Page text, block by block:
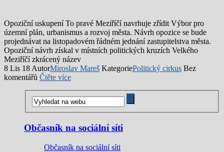
Opoziční uskupení To pravé Meziříčí navrhuje zřídit Výbor pro
územní plán, urbanismus a rozvoj města. Návrh opozice se bude
projednávat na listopadovém řádném jednání zastupitelstva města.
Opoziční návrh získal v místních politických kruzích Velkého
Meziříčí zkrácený název
8 Lis 18 AutorMiroslav Mareš KategoriePolitický cirkus Bez
komentářů Čtěte více
Občasník na sociální síti
Občasník na sociální síti